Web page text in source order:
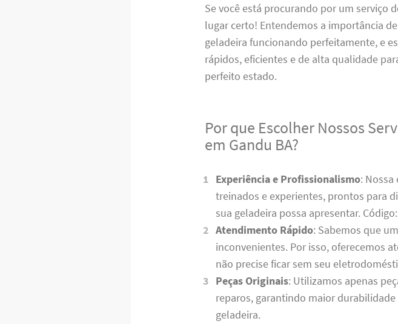
Se você está procurando por um serviço
lugar certo! Entendemos a importância
geladeira funcionando perfeitamente, e
rápidos, eficientes e de alta qualidade
perfeito estado.
Por que Escolher Nossos
em Gandu BA?
Experiência e Profissionalismo:
treinados e experientes, prontos para
sua geladeira possa apresentar. Código:
Atendimento Rápido: Sabemos que
inconvenientes. Por isso, oferecemos
não precise ficar sem seu
Peças Originais: Utilizamos apenas
reparos, garantindo maior
geladeira.